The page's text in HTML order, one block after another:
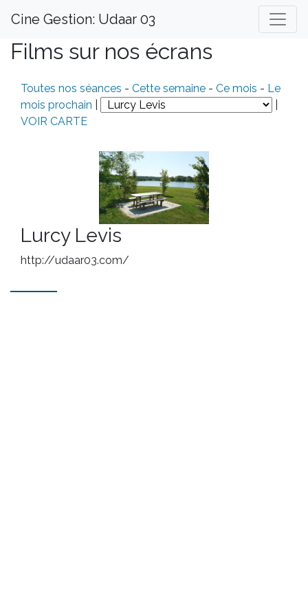
Cine Gestion: Udaar 03
Films sur nos écrans
Toutes nos séances - Cette semaine - Ce mois - Le
mois prochain
VOIR CARTE
Lurcy Levis
http://udaar03.com/